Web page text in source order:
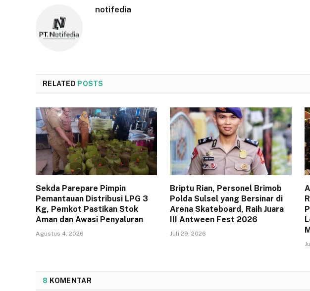
notifedia
RELATED POSTS
Sekda Parepare Pimpin
Pemantauan Distribusi LPG 3
Kg, Pemkot Pastikan Stok
Aman dan Awasi Penyaluran
Agustus 4, 2026
Briptu Rian, Personel Brimob
Polda Sulsel yang Bersinar di
Arena Skateboard, Raih Juara
III Antween Fest 2026
Juli 29, 2026
8 KOMENTAR